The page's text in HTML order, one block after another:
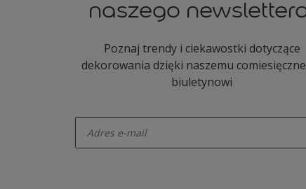
naszego
Poznaj trendy i ciekawostki dotyczące
dekorowania dzięki naszemu
biuletynowi